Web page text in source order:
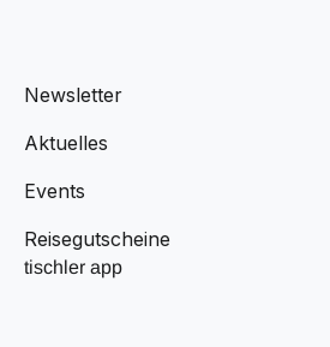
Newsletter
Aktuelles
Events
Reisegutscheine
tischler app